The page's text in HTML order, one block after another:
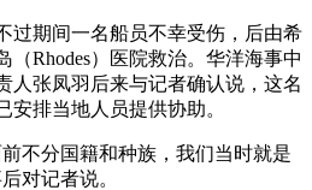
过期间一名船员不幸受伤，后由希
（Rhodes）医院救治。华洋海事中
人张凤羽后来与记者确认说，这名
排当地人员提供协助。
不分国籍和种族，我们当时就是
对记者说。